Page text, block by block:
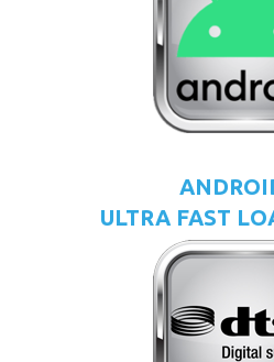
ULTRA FAST